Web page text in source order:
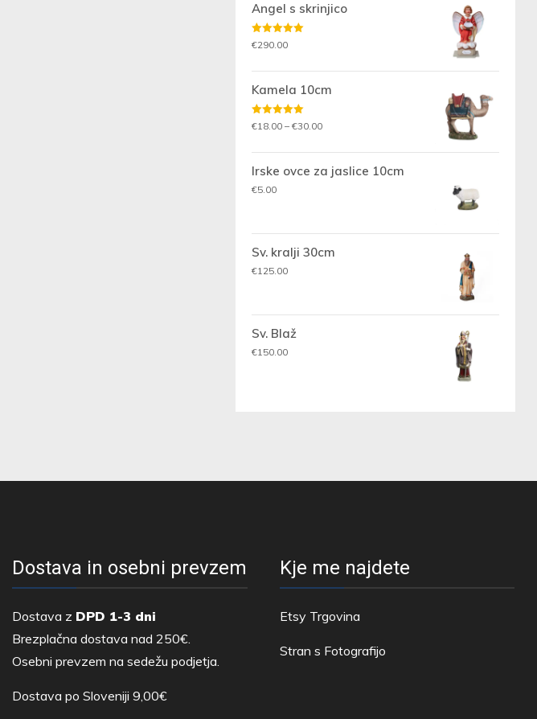
Angel s skrinjico
Ocenjeno
5.00 od 5
€290.00
Kamela 10cm
Ocenjeno
5.00od 5
€18.00 – €30.00Cenovni
€18.00
Irske ovce za jaslice 10cm
€5.00
Sv. kralji 30cm
€125.00
Sv. Blaž
€150.00
Dostava in osebni prevzem
Dostava z DPD 1-3 dni
Brezplačna dostava nad 250€.
Osebni prevzem na sedežu podjetja.
Dostava po Sloveniji 9,00€
Kje me najdete
Etsy Trgovina
Stran s Fotografijo